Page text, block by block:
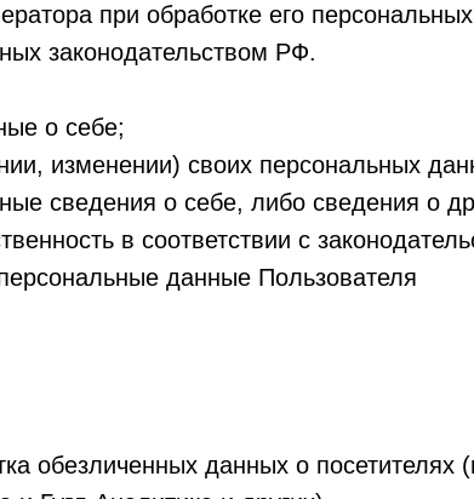
при обработке его
законодательством РФ.
о себе;
изменении) своих персональных
сведения о себе, либо сведения о
в соответствии с
данные Пользователя
обезличенных данных о